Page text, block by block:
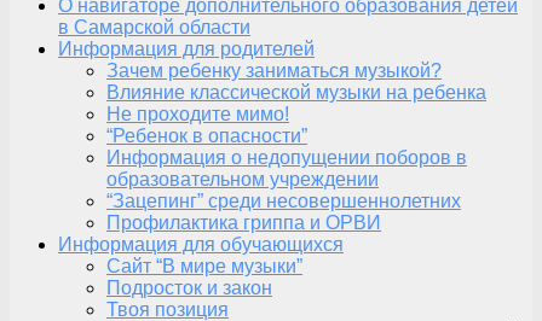
О навигаторе дополнительного образования детей
в Самарской области
Информация для родителей
Зачем ребенку заниматься музыкой?
Влияние классической музыки на ребенка
Не проходите мимо!
“Ребенок в опасности”
Информация о недопущении поборов в
образовательном учреждении
“Зацепинг” среди несовершеннолетних
Профилактика гриппа и ОРВИ
Информация для обучающихся
Сайт “В мире музыки”
Подросток и закон
Твоя позиция